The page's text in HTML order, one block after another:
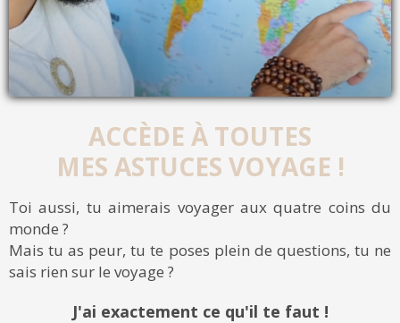
ACCÈDE À TOUTES
MES ASTUCES VOYAGE !
Toi aussi, tu aimerais voyager aux quatre coins du
monde ?
Mais tu as peur, tu te poses plein de questions, tu ne
sais rien sur le voyage ?
J'ai exactement ce qu'il te faut !